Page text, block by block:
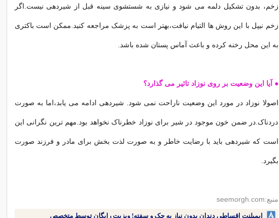
زخم، بدون تشکیل دلمه می شود و نیازی به شستشوی سینه قبل از شیردهی نیست.اگر
زخم نیپل با این روش ها التیام نیافت،بهتر است به پزشک مراجعه کنید.ممکن است باکتری
به این محل رخنه کرده و باعث آماس پستان شده باشد.
● آیا این وضعیت بر روی نوزاد تاثیر می گذارد؟
اصولا نوزاد در مورد این وضعیت ناراحت نمی شود. شیردهی ادامه می یابد،اما به صورت
دردناک.در ضمن خون موجود در شیر برای نوزاد خطرناک نخواهد بود.مهم ترین نگرانی این
است که شیردهی باید با رضایت خاطر و به صورت لذت بخش برای مادر و فرزند صورت
بگیرد.
منبع:seemorgh.com
ایمپلنت اقساطی دندان بدون نیاز به چک و سفته! ویزیت رایگان توسط متخصص